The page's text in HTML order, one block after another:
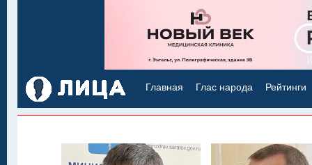
Главная Глас народа Рейтинги